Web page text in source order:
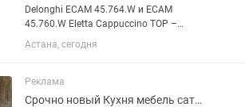
Delonghi ECAM 45.764.W и ECAM
45.760.W Eletta Cappuccino TOP –
премиальный автомат для любителей
молочно-кофейных лакомств Эта
не зря даже в названии есть намек...
Астана, сегодня
Реклама
Срочно новый Кухня мебель сатылады цвет слоновый кость